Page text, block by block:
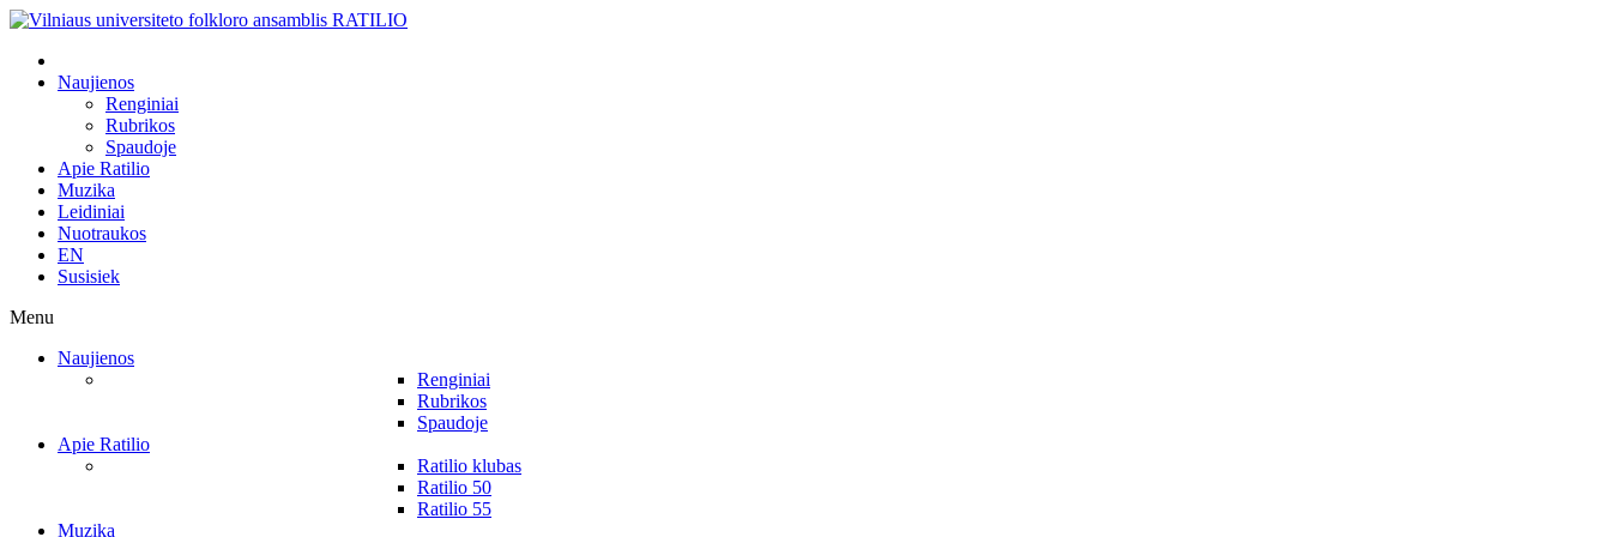
Naujienos
Renginiai
Rubrikos
Spaudoje
Apie Ratilio
Muzika
Leidiniai
Nuotraukos
EN
Susisiek
Menu
Naujienos
Renginiai
Rubrikos
Spaudoje
Apie Ratilio
Ratilio klubas
Ratilio 50
Ratilio 55
Muzika